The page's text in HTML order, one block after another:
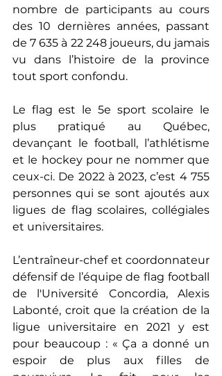
nombre de participants au cours
des 10 dernières années, passant
de 7 635 à 22 248 joueurs, du jamais
vu dans l’histoire de la province
tout sport confondu.
Le flag est le 5e sport scolaire le
plus pratiqué au Québec,
devançant le football, l’athlétisme
et le hockey pour ne nommer que
ceux-ci. De 2022 à 2023, c’est 4 755
personnes qui se sont ajoutés aux
ligues de flag scolaires, collégiales
et universitaires.
L’entraîneur-chef et coordonnateur
défensif de l’équipe de flag football
de l'Université Concordia, Alexis
Labonté, croit que la création de la
ligue universitaire en 2021 y est
pour beaucoup : « Ça a donné un
espoir de plus aux filles de